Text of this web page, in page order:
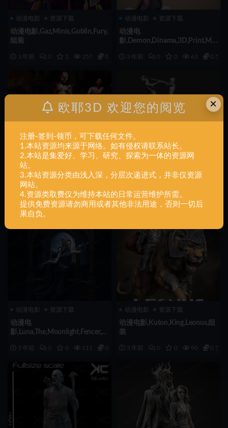
动漫电影 资源下载
动漫电影,Gaz,Minis,Goblin,Fury,
组装
3 年前 0 1 257 0.5
动漫电影 资源下载
动漫电
影,Demon,Dinama,3D,Print,Mo
3 年前 0 0 63 0.5
动漫电影
动漫电影,僵尸,X3,STL,组装
3 年前 0 0 202 0.5
动漫电影,艾达王,场景,组装
3 年前 0 0 199
动漫电影 资源下载
动漫电
影,Luna,The,Moonlight,Fencer,组
3 年前 0 0 111 0.5
动漫电影 资源下载
动漫电影,Kuton,King,Leonus,组
装
3 年前 0 0 90 0.5
×
欧耶3D 欢迎您的阅览
注册-签到-领币，可下载任何文件。
1.本站资源均来源于网络。如有侵权请联系站长。
2.本站是集爱好、学习、研究、探索为一体的资源网
站。
3.本站资源分类由浅入深，分层次递进式，并非仅资源
网站。
4.资源类取费仅为维持本站的日常运营维护所需。
提供免费资源请勿商用或者其他非法用途，否则一切后
果自负。